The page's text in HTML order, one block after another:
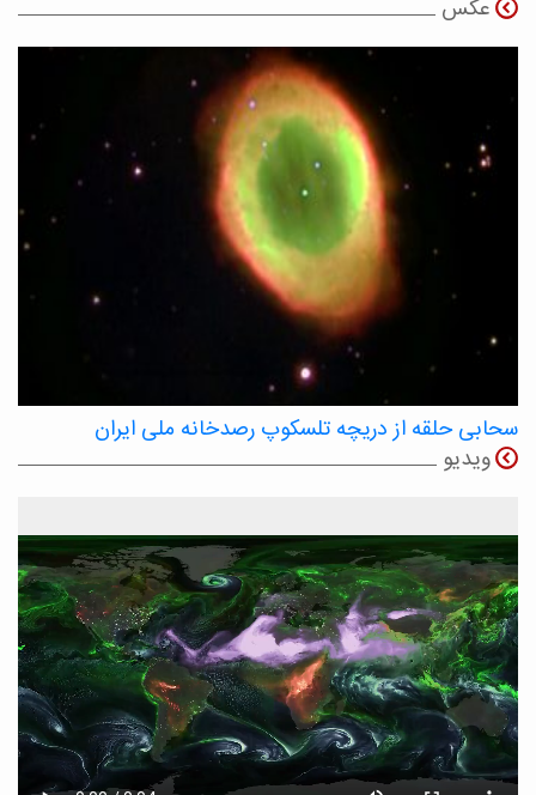
عکس
سحابی حلقه از دریچه تلسکوپ رصدخانه ملی ایران
ویدیو